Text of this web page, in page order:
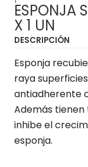
ESPONJA
X 1 UN
DESCRIPCIÓN
Esponja
raya
antiadherente
Además
inhibe el
esponja.